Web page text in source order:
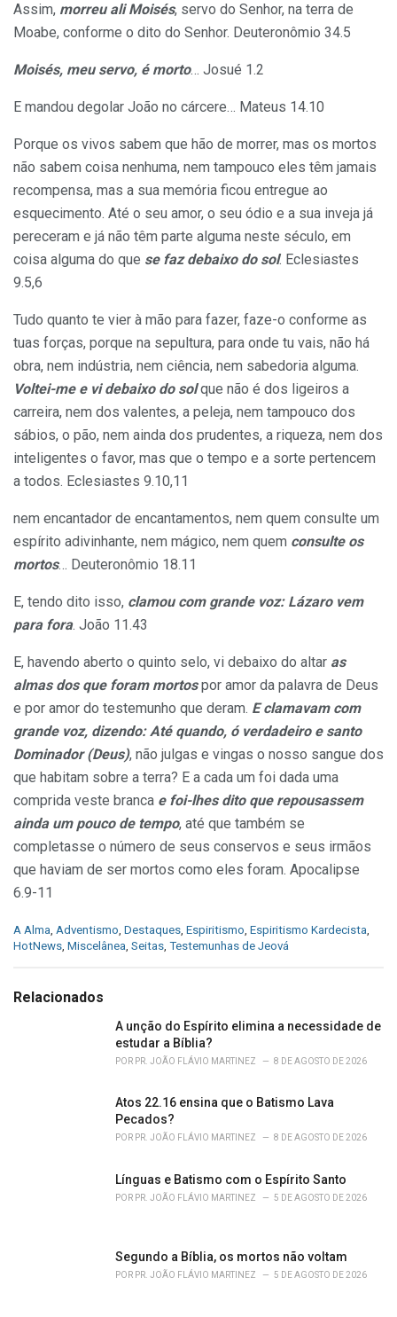
Assim, morreu ali Moisés, servo do Senhor, na terra de
Moabe, conforme o dito do Senhor. Deuteronômio 34.5
Moisés, meu servo, é morto… Josué 1.2
E mandou degolar João no cárcere… Mateus 14.10
Porque os vivos sabem que hão de morrer, mas os mortos
não sabem coisa nenhuma, nem tampouco eles têm jamais
recompensa, mas a sua memória ficou entregue ao
esquecimento. Até o seu amor, o seu ódio e a sua inveja já
pereceram e já não têm parte alguma neste século, em
coisa alguma do que se faz debaixo do sol. Eclesiastes
9.5,6
Tudo quanto te vier à mão para fazer, faze-o conforme as
tuas forças, porque na sepultura, para onde tu vais, não há
obra, nem indústria, nem ciência, nem sabedoria alguma.
Voltei-me e vi debaixo do solque não é dos ligeiros a
carreira, nem dos valentes, a peleja, nem tampouco dos
sábios, o pão, nem ainda dos prudentes, a riqueza, nem dos
inteligentes o favor, mas que o tempo e a sorte pertencem
a todos. Eclesiastes 9.10,11
nem encantador de encantamentos, nem quem consulte um
espírito adivinhante, nem mágico, nem quem consulte os
mortos… Deuteronômio 18.11
E, tendo dito isso, clamou com grande voz: Lázaro vem
para fora. João 11.43
E, havendo aberto o quinto selo, vi debaixo do altar as
almas dos que foram mortospor amor da palavra de Deus
e por amor do testemunho que deram. E clamavam com
grande voz, dizendo: Até quando, ó verdadeiro e santo
Dominador (Deus), não julgas e vingas o nosso sangue dos
que habitam sobre a terra? E a cada um foi dada uma
comprida veste branca e foi-lhes dito que repousassem
ainda um pouco de tempo, até que também se
completasse o número de seus conservos e seus irmãos
que haviam de ser mortos como eles foram. Apocalipse
6.9-11
C
a
g
A Alma, Adventismo, Destaques, Espiritismo, Espiritismo Kardecista,
HotNews, Miscelânea, Seitas, Testemunhas de Jeová
Relacionados
A unção do Espírito elimina a necessidade de
estudar a Bíblia?
POR PR. JOÃO FLÁVIO MARTINEZ 8 DE AGOSTO DE 2026
Atos 22.16 ensina que o Batismo Lava
Pecados?
POR PR. JOÃO FLÁVIO MARTINEZ 8 DE AGOSTO DE 2026
Línguas e Batismo com o Espírito Santo
POR PR. JOÃO FLÁVIO MARTINEZ 5 DE AGOSTO DE 2026
Segundo a Bíblia, os mortos não voltam
POR PR. JOÃO FLÁVIO MARTINEZ 5 DE AGOSTO DE 2026